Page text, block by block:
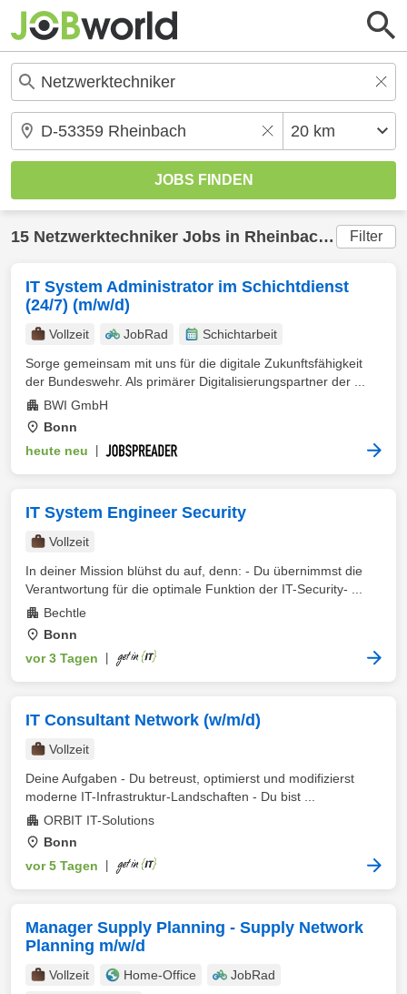
15 Netzwerktechniker Jobs in Rheinbach (20 km)
Filter
IT System Administrator im Schichtdienst
(24/7) (m/w/d)
Vollzeit JobRad
Schichtarbeit
Sorge gemeinsam mit uns für die digitale Zukunftsfähigkeit
der Bundeswehr. Als primärer Digitalisierungspartner der ...
BWI GmbH
Bonn
heute neu
IT System Engineer Security
Vollzeit
In deiner Mission blühst du auf, denn: - Du übernimmst die
Verantwortung für die optimale Funktion der IT-Security- ...
Bechtle
Bonn
vor 3 Tagen
IT Consultant Network (w/m/d)
Vollzeit
Deine Aufgaben - Du betreust, optimierst und modifizierst
moderne IT-Infrastruktur-Landschaften - Du bist ...
ORBIT IT-Solutions
Bonn
vor 5 Tagen
Manager Supply Planning - Supply Network
Planning m/w/d
Vollzeit Home-Office
JobRad